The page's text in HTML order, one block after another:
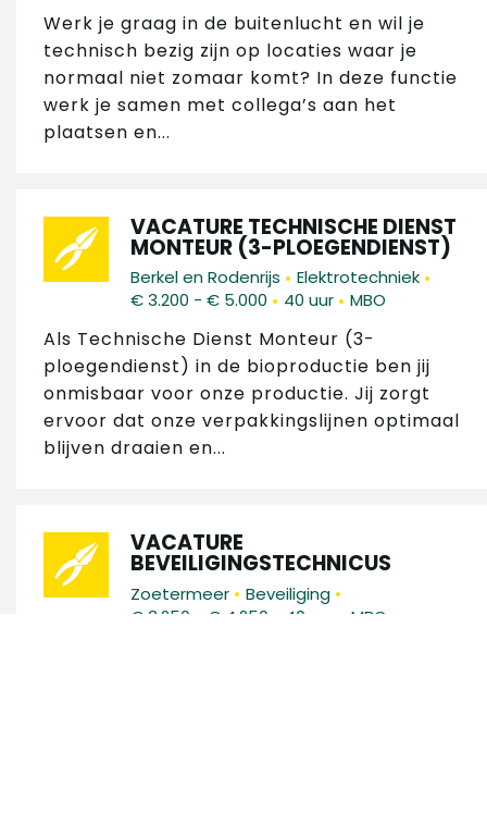
Werk je graag in de buitenlucht en wil je
technisch bezig zijn op locaties waar je
normaal niet zomaar komt? In deze functie
werk je samen met collega’s aan het
plaatsen en...
VACATURE TECHNISCHE DIENST
MONTEUR (3-PLOEGENDIENST)
Berkel en Rodenrijs • Elektrotechniek •
€ 3.200 - € 5.000 • 40 uur • MBO
Als Technische Dienst Monteur (3-
ploegendienst) in de bioproductie ben jij
onmisbaar voor onze productie. Jij zorgt
ervoor dat onze verpakkingslijnen optimaal
blijven draaien en...
VACATURE
BEVEILIGINGSTECHNICUS
Zoetermeer • Beveiliging •
€ 3.250 - € 4.250 40 uur MBO